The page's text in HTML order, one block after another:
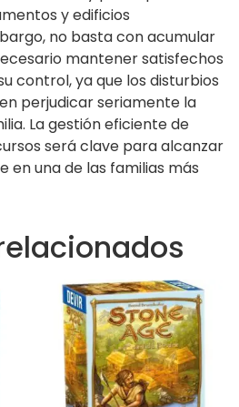
y edificios
no basta con acumular
mantener satisfechos
control, ya que los disturbios
perjudicar seriamente la
La gestión eficiente de
será clave para alcanzar
en una de las familias más